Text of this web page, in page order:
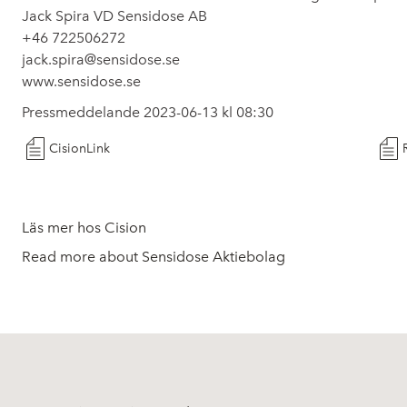
Jack Spira VD Sensidose AB
+46 722506272
jack.spira@sensidose.se
www.sensidose.se
Pressmeddelande 2023-06-13 kl 08:30
CisionLink
Läs mer hos Cision
Read more about Sensidose Aktiebolag